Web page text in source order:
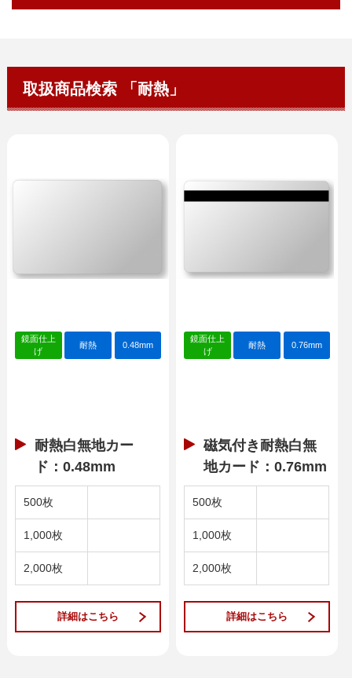
取扱商品検索 「耐熱」
鏡面仕上
げ
耐熱 0.48mm
耐熱白無地カー
ド：0.48mm
500枚
1,000枚
2,000枚
詳細はこちら
鏡面仕上
げ
耐熱 0.76mm
磁気付き耐熱白無
地カード：0.76mm
500枚
1,000枚
2,000枚
詳細はこちら